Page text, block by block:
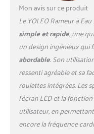
Mon avis sur ce produit
Le YOLEO Rameur à
simple et rapide, une
un design ingénieux qui
abordable. Son
ressenti agréable et sa
roulettes intégrées. Les
l’écran LCD et la
utilisateur, en
encore la fréquence